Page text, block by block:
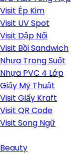
Ép Kim
UV Spot
Dập Nổi
Bồi Sandwich
Trong Suốt
PVC 4 Lớp
Mỹ Thuật
Giấy Kraft
QR Code
Song Ngữ